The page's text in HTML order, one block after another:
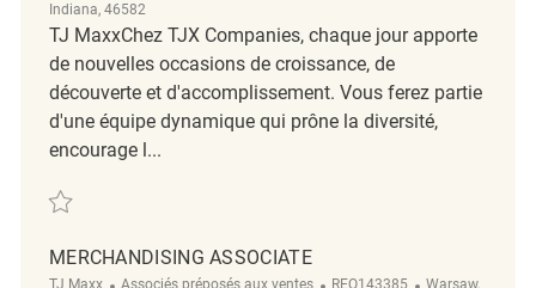
Indiana, 46582
TJ MaxxChez TJX Companies, chaque jour apporte
de nouvelles occasions de croissance, de
découverte et d'accomplissement. Vous ferez partie
d'une équipe dynamique qui prône la diversité,
encourage l...
Sauvegarder Merchandising Associate REQ131421
MERCHANDISING ASSOCIATE
TJ Maxx Catégorie
Associés préposés aux ventes ReqId
REQ143385 Emplacement
Warsaw,